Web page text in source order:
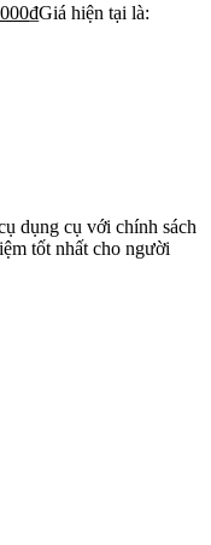
₫Giá hiện tại là:
dụng cụ với chính sách
tốt nhất cho người